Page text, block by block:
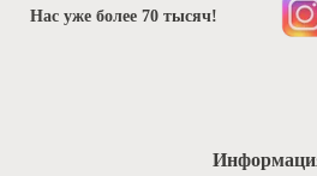
Нас уже более 70 тысяч!